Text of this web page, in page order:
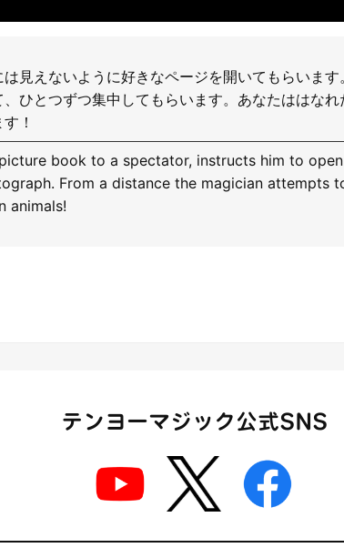
見えないように好きなページを開いてもらいま
ひとつずつ集中してもらいます。あなたははな
！
book to a spectator, instructs him to
From a distance the magician attempts
animals!
テンヨーマジック公式SNS